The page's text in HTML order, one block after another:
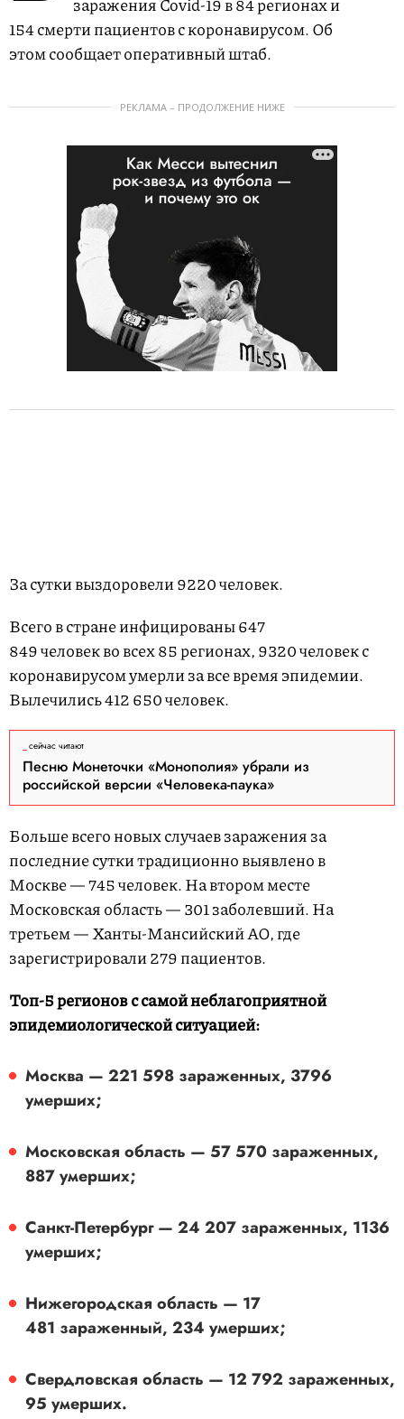
заражения Covid-19 в 84 регионах и
154 смерти пациентов с коронавирусом. Об
этом сообщает оперативный штаб.
РЕКЛАМА – ПРОДОЛЖЕНИЕ НИЖЕ
За сутки выздоровели 9220 человек.
Всего в стране инфицированы 647
849 человек во всех 85 регионах, 9320 человек с
коронавирусом умерли за все время эпидемии.
Вылечились 412 650 человек.
сейчас читают
Песню Монеточки «Монополия» убрали из
российской версии «Человека-паука»
Больше всего новых случаев заражения за
последние сутки традиционно выявлено в
Москве — 745 человек. На втором месте
Московская область — 301 заболевший. На
третьем — Ханты-Мансийский АО, где
зарегистрировали 279 пациентов.
Топ-5 регионов с самой неблагоприятной
эпидемиологической ситуацией:
Москва — 221 598 зараженных, 3796
умерших;
Московская область — 57 570 зараженных,
887 умерших;
Санкт-Петербург — 24 207 зараженных, 1136
умерших;
Нижегородская область — 17
481 зараженный, 234 умерших;
Свердловская область — 12 792 зараженных,
95 умерших.